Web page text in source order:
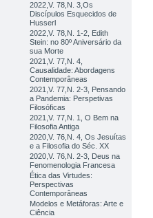
2022,V. 78,N. 3,Os
Discípulos Esquecidos de
Husserl
2022,V. 78,N. 1-2, Edith
Stein: no 80º Aniversário da
sua Morte
2021,V. 77,N. 4,
Causalidade: Abordagens
Contemporâneas
2021,V. 77,N. 2-3, Pensando
a Pandemia: Perspetivas
Filosóficas
2021,V. 77,N. 1, O Bem na
Filosofia Antiga
2020,V. 76,N. 4, Os Jesuítas
e a Filosofia do Séc. XX
2020,V. 76,N. 2-3, Deus na
Fenomenologia Francesa
Ética das Virtudes:
Perspectivas
Contemporâneas
Modelos e Metáforas: Arte e
Ciência